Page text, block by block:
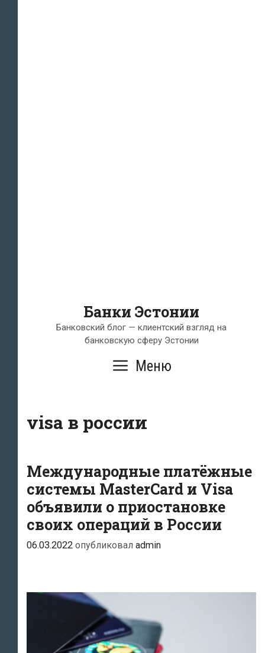
Банки Эстонии
Банковский блог — клиентский взгляд на
банковскую сферу Эстонии
Меню
visa в россии
Международные платёжные
системы MasterCard и Visa
объявили о приостановке
своих операций в России
06.03.2022 опубликовал admin